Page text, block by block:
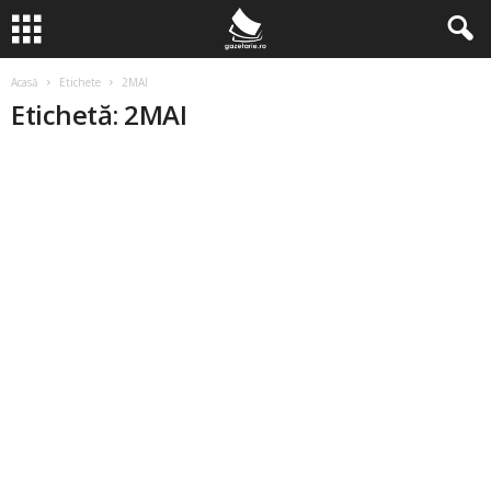
Acasă Etichete 2MAI
Etichetă: 2MAI